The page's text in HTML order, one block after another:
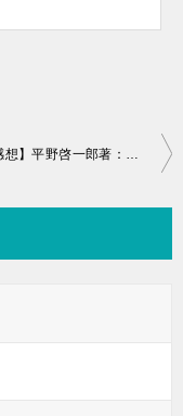
【読書感想】平野啓一郎著：マチネの終わりに～マチネの終わりに出会った二人の珠玉の愛の物語～